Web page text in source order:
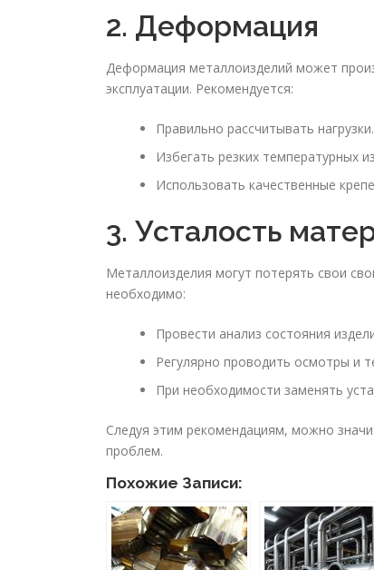
2. Деформация
Деформация металлоизделий может
эксплуатации. Рекомендуется:
Правильно рассчитывать нагрузки.
Избегать резких температурных
Использовать качественные
3. Усталость
Металлоизделия могут потерять свои
необходимо:
Провести анализ состояния
Регулярно проводить осмотры и
При необходимости заменять
Следуя этим рекомендациям, можно
проблем.
Похожие Записи: